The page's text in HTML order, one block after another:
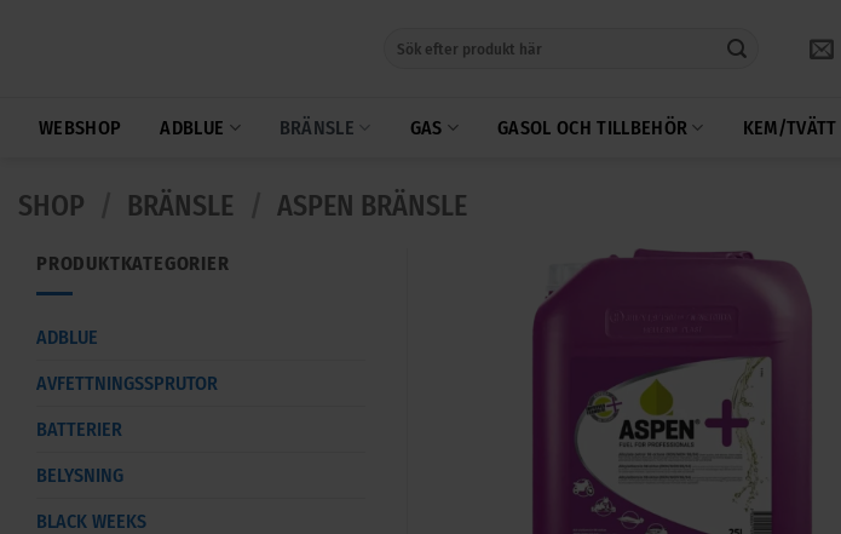
WEBSHOP ADBLUE BRÄNSLE GAS GASOL OCH TILLBEHÖR KEM/TVÄTT
SHOP BRÄNSLE ASPEN BRÄNSLE
PRODUKTKATEGORIER
ADBLUE
AVFETTNINGSSPRUTOR
BATTERIER
BELYSNING
BLACK WEEKS